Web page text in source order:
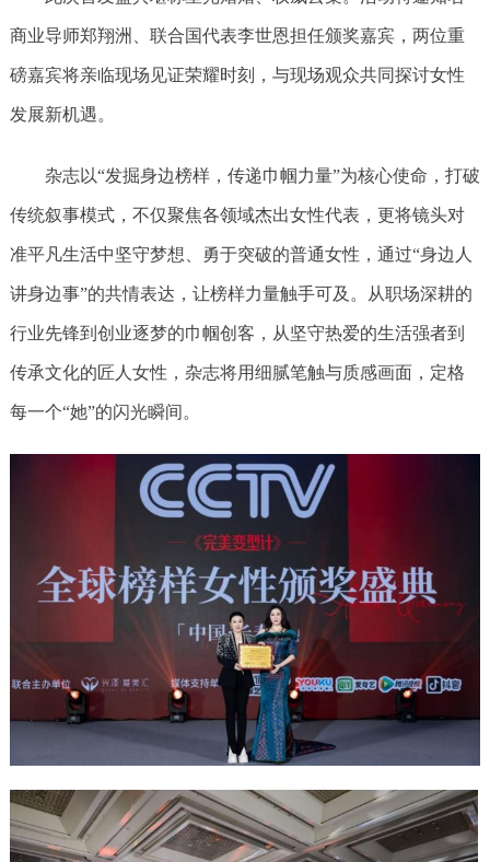
商业导师郑翔洲、联合国代表李世恩担任颁奖嘉宾，两位重
磅嘉宾将亲临现场见证荣耀时刻，与现场观众共同探讨女性
发展新机遇。
杂志以“发掘身边榜样，传递巾帼力量”为核心使命，打破
传统叙事模式，不仅聚焦各领域杰出女性代表，更将镜头对
准平凡生活中坚守梦想、勇于突破的普通女性，通过“身边人
讲身边事”的共情表达，让榜样力量触手可及。从职场深耕的
行业先锋到创业逐梦的巾帼创客，从坚守热爱的生活强者到
传承文化的匠人女性，杂志将用细腻笔触与质感画面，定格
每一个“她”的闪光瞬间。